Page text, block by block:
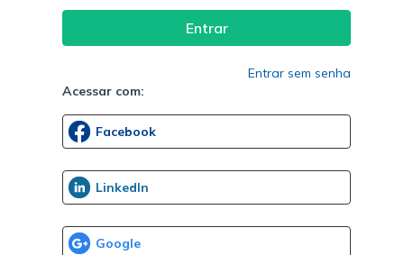
Entrar sem senha
Acessar com: